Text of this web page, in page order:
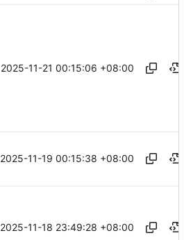
2025-11-21 00:15:06 +08:00
2025-11-19 00:15:38 +08:00
2025-11-18 23:49:28 +08:00